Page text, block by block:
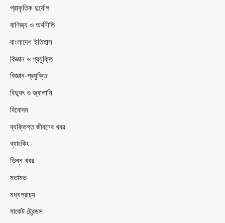
প্রাকৃতিক দুর্যোগ
বাণিজ্য ও অর্থনীতি
বাংলাদেশ ইতিহাস
বিজ্ঞান ও প্রযুক্তি
বিজ্ঞান-প্রযুক্তি
বিদ্যুৎ ও জ্বালানি
বিনোদন
ব্যক্তিগত জীবনের খবর
ব্যাংকিং
ভিন্ন খবর
মতামত
মধ্যপ্রাচ্য
মার্কেট ট্রেন্ডস